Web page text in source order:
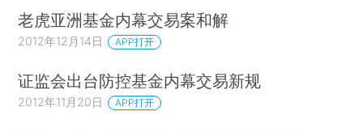
老虎亚洲基金内幕交易案和解
2012年12月14日 APP打开
证监会出台防控基金内幕交易新规
2012年11月20日 APP打开